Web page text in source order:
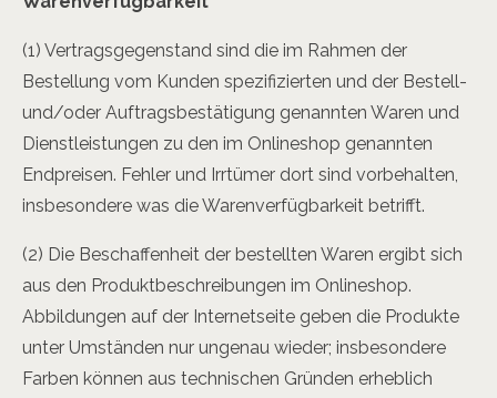
(1) Vertragsgegenstand sind die im Rahmen der
Bestellung vom Kunden spezifizierten und der Bestell-
und/oder Auftragsbestätigung genannten Waren und
Dienstleistungen zu den im Onlineshop genannten
Endpreisen. Fehler und Irrtümer dort sind vorbehalten,
insbesondere was die Warenverfügbarkeit betrifft.
(2) Die Beschaffenheit der bestellten Waren ergibt sich
aus den Produktbeschreibungen im Onlineshop.
Abbildungen auf der Internetseite geben die Produkte
unter Umständen nur ungenau wieder; insbesondere
Farben können aus technischen Gründen erheblich